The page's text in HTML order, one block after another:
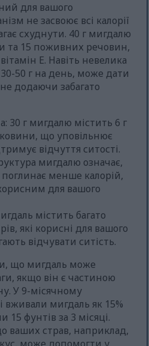
для вашого
не засвоює всі калорії
схуднути. 40 г мигдалю
та 15 поживних речовин,
Е. Навіть невелика
30-50 г на день, може дати
додаючи забагато
30 г мигдалю містить 6 г
що уповільнює
відчуття ситості.
мигдалю означає,
менше калорій,
для вашого
містить багато
які корисні для вашого
відчувати ситість.
що мигдаль може
якщо він є частиною
У 9-місячному
вживали мигдаль як 15%
15 фунтів за 3 місяці.
ваших страв, наприклад,